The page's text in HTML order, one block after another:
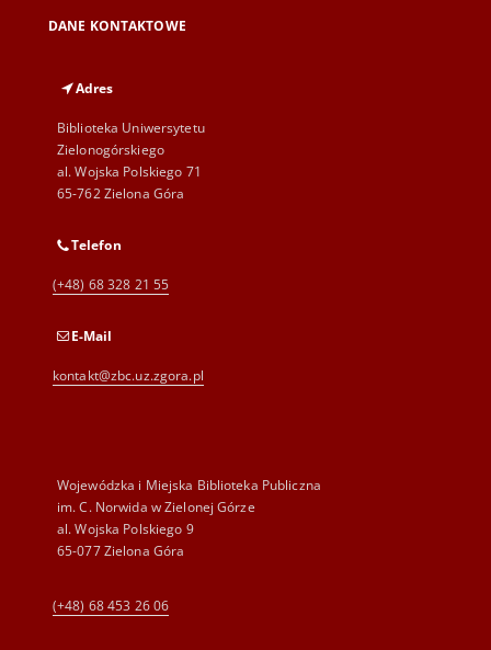
DANE KONTAKTOWE
Adres
Biblioteka Uniwersytetu
Zielonogórskiego
al. Wojska Polskiego 71
65-762 Zielona Góra
Telefon
(+48) 68 328 21 55
E-Mail
kontakt@zbc.uz.zgora.pl
Wojewódzka i Miejska Biblioteka Publiczna
im. C. Norwida w Zielonej Górze
al. Wojska Polskiego 9
65-077 Zielona Góra
(+48) 68 453 26 06